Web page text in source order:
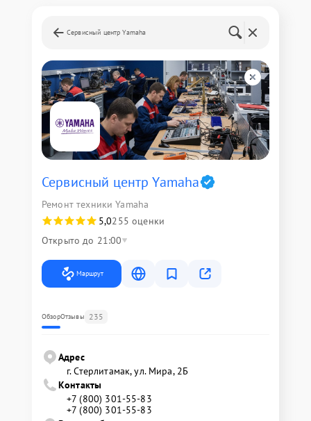
Сервисный центр Yamaha
Сервисный центр Yamaha
Ремонт техники Yamaha
5,0255 оценки
Открыто до 21:00
Маршрут
ОбзорОтзывы 235
Адрес
г. Стерлитамак, ул. Мира, 2Б
Контакты
+7 (800) 301-55-83
+7 (800) 301-55-83